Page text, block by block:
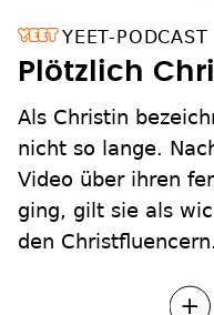
YEET-PODCAST
Plötzlich
Als Christin
nicht so lange.
Video über ihren
ging, gilt sie als
den